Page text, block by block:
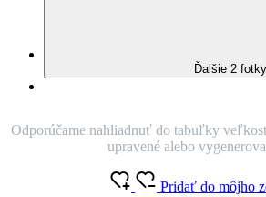
sa pustíte do ťažkej práce (kľudne pri
tričká s dlhým rukávom.
O produkte